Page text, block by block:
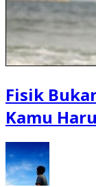
Fisik
Kamu